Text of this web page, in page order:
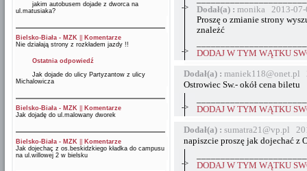
jakim autobusem dojade z dworca na
ul.matusiaka?
Bielsko-Biała - MZK
Komentarze
Nie działają strony z rozkładem jazdy !!
Ostatnia odpowiedź
Jak dojade do ulicy Partyzantow z ulicy
Michalowicza
Bielsko-Biała - MZK
Komentarze
Jak dojadę do ul.malowany dworek
Bielsko-Biała - MZK
Komentarze
Jak dojechaç z os.beskidzkiego kładka do campusu
na ul.willowej 2 w bielsku
->
Dodał(a) : monika 2013-07-
Proszę o zmianie strony
znależć
->
DODAJ W TYM WĄTKU
Dodał(a) : maniek118@onet.pl
Ostrowiec Sw.- okół cena biletu
->
DODAJ W TYM WĄTKU
Dodał(a) : sumatra21@vp.pl
napiszcie proszę jak dojechać z
->
DODAJ W TYM WĄTKU